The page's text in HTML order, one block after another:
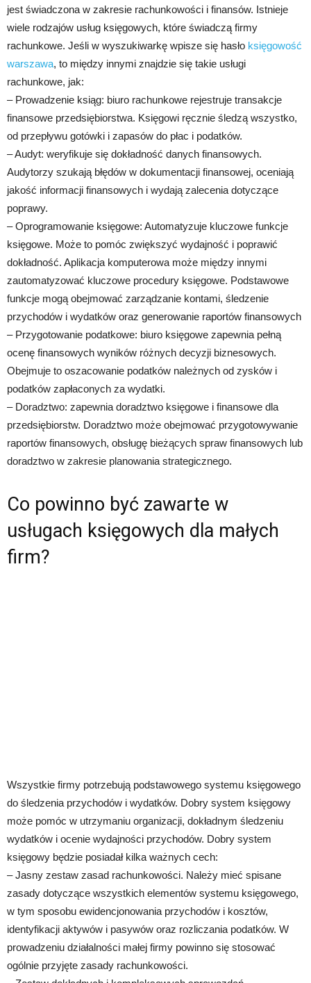
jest świadczona w zakresie rachunkowości i finansów. Istnieje
wiele rodzajów usług księgowych, które świadczą firmy
rachunkowe. Jeśli w wyszukiwarkę wpisze się hasło księgowość
warszawa, to między innymi znajdzie się takie usługi
rachunkowe, jak:
– Prowadzenie ksiąg: biuro rachunkowe rejestruje transakcje
finansowe przedsiębiorstwa. Księgowi ręcznie śledzą wszystko,
od przepływu gotówki i zapasów do płac i podatków.
– Audyt: weryfikuje się dokładność danych finansowych.
Audytorzy szukają błędów w dokumentacji finansowej, oceniają
jakość informacji finansowych i wydają zalecenia dotyczące
poprawy.
– Oprogramowanie księgowe: Automatyzuje kluczowe funkcje
księgowe. Może to pomóc zwiększyć wydajność i poprawić
dokładność. Aplikacja komputerowa może między innymi
zautomatyzować kluczowe procedury księgowe. Podstawowe
funkcje mogą obejmować zarządzanie kontami, śledzenie
przychodów i wydatków oraz generowanie raportów finansowych
– Przygotowanie podatkowe: biuro księgowe zapewnia pełną
ocenę finansowych wyników różnych decyzji biznesowych.
Obejmuje to oszacowanie podatków należnych od zysków i
podatków zapłaconych za wydatki.
– Doradztwo: zapewnia doradztwo księgowe i finansowe dla
przedsiębiorstw. Doradztwo może obejmować przygotowywanie
raportów finansowych, obsługę bieżących spraw finansowych lub
doradztwo w zakresie planowania strategicznego.
Co powinno być zawarte w
usługach księgowych dla małych
firm?
Wszystkie firmy potrzebują podstawowego systemu księgowego
do śledzenia przychodów i wydatków. Dobry system księgowy
może pomóc w utrzymaniu organizacji, dokładnym śledzeniu
wydatków i ocenie wydajności przychodów. Dobry system
księgowy będzie posiadał kilka ważnych cech:
– Jasny zestaw zasad rachunkowości. Należy mieć spisane
zasady dotyczące wszystkich elementów systemu księgowego,
w tym sposobu ewidencjonowania przychodów i kosztów,
identyfikacji aktywów i pasywów oraz rozliczania podatków. W
prowadzeniu działalności małej firmy powinno się stosować
ogólnie przyjęte zasady rachunkowości.